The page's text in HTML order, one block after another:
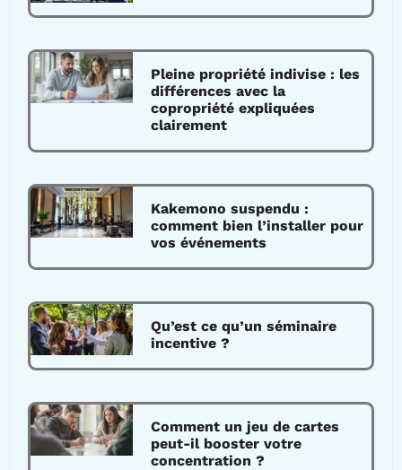
Pleine propriété indivise : les
différences avec la
copropriété expliquées
clairement
Kakemono suspendu :
comment bien l’installer pour
vos événements
Qu’est ce qu’un séminaire
incentive ?
Comment un jeu de cartes
peut-il booster votre
concentration ?